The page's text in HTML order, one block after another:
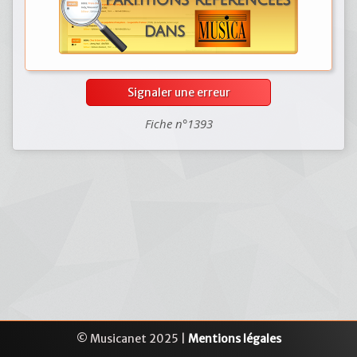
Signaler une erreur
Fiche n°1393
© Musicanet 2025 | Mentions légales